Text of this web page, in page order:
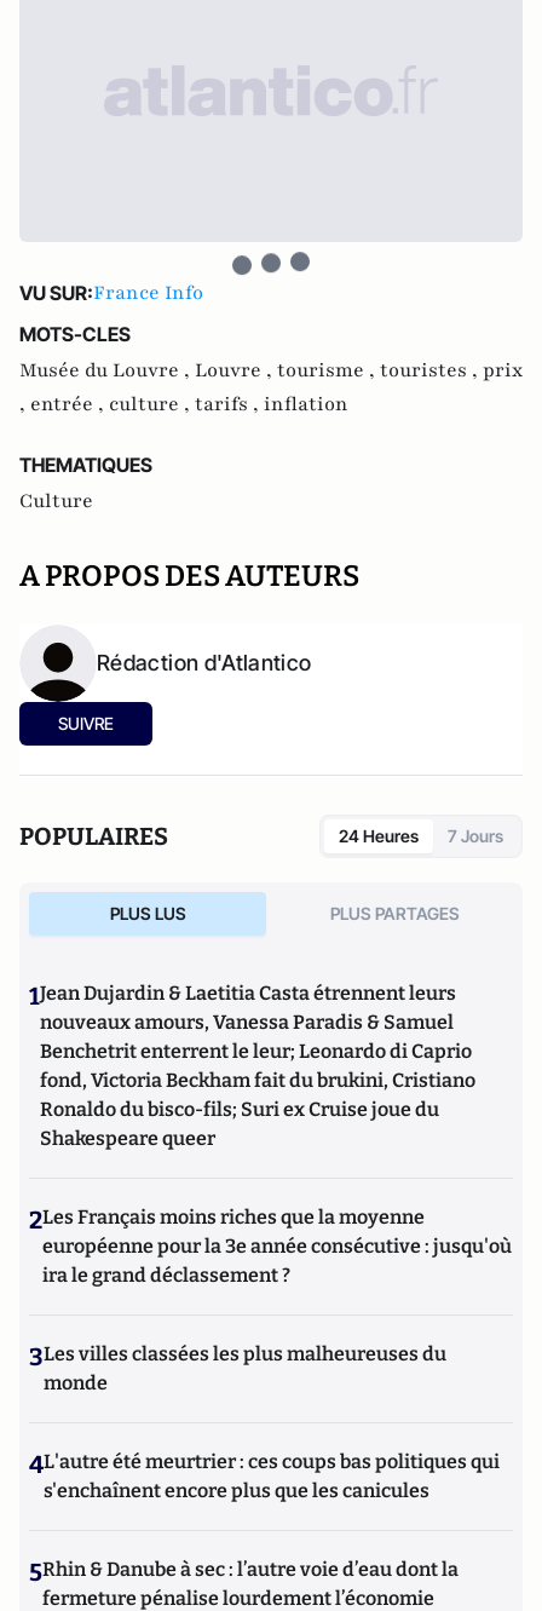
VU SUR:France Info
MOTS-CLES
Musée du Louvre , Louvre , tourisme , touristes , prix
, entrée , culture , tarifs , inflation
THEMATIQUES
Culture
A PROPOS DES AUTEURS
Rédaction d'Atlantico
SUIVRE
POPULAIRES 24 Heures 7 Jours
PLUS LUS PLUS PARTAGES
1Jean Dujardin & Laetitia Casta étrennent leurs
nouveaux amours, Vanessa Paradis & Samuel
Benchetrit enterrent le leur; Leonardo di Caprio
fond, Victoria Beckham fait du brukini, Cristiano
Ronaldo du bisco-fils; Suri ex Cruise joue du
Shakespeare queer
2Les Français moins riches que la moyenne
européenne pour la 3e année consécutive : jusqu'où
ira le grand déclassement ?
3Les villes classées les plus malheureuses du
monde
4L'autre été meurtrier : ces coups bas politiques qui
s'enchaînent encore plus que les canicules
5Rhin & Danube à sec : l’autre voie d’eau dont la
fermeture pénalise lourdement l’économie